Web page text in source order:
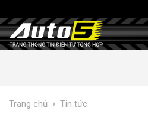
Trang chủ › Tin tức